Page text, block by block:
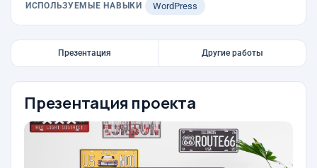
ИСПОЛЬЗУЕМЫЕ НАВЫКИ WordPress
Презентация Другие работы
Презентация проекта